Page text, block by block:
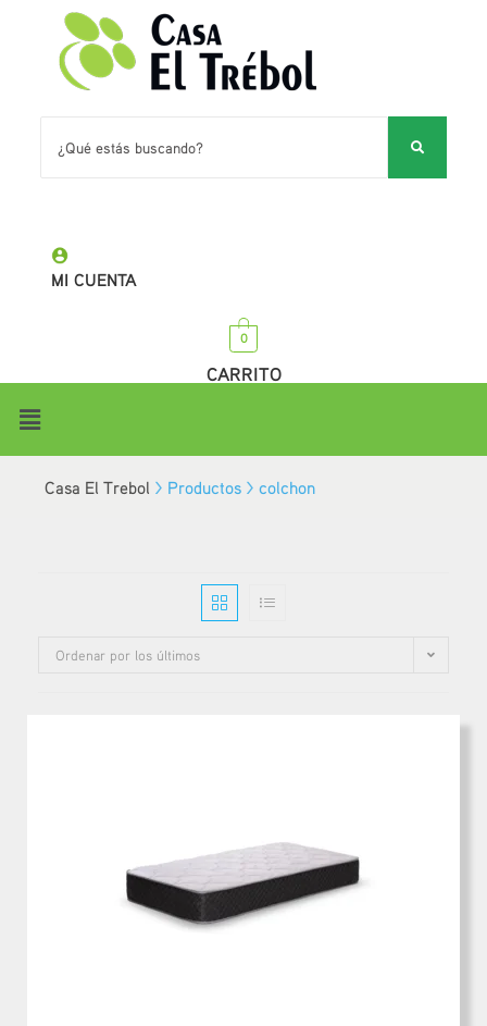
MI CUENTA
0
CARRITO
Casa El Trebol > Productos >colchon
Ordenar por los últimos